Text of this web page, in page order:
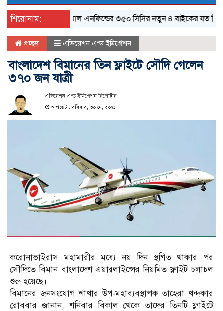
শিরোনাম:
র‌য়্যাল এনফিল্ডের ৩৫০ সিসির নতুন ৪ বাইকের যত ফিচার
প্রচ্ছদ এভিয়েশন এন্ড ইমিগ্রেশন
বাংলাদেশ বিমানের তিন ফ্লাইটে সৌদি গেলেন
৩৭০ জন যাত্রী
এভিয়েশন এন্ড ইমিগ্রেশন রিপোর্টার
আপডেট : রবিবার, ৩০ মে, ২০২১
করোনাভাইরাস মহামারীর মধ্যে নয় দিন স্থগিত থাকার পর
সৌদিতে বিমান বাংলাদেশ এয়ারলাইন্সের নিয়মিত ফ্লাইট চলাচল
শুরু হয়েছে।
বিমানের জনসংযোগ শাখার উপ-মহাব্যবস্থাপক তাহেরা খন্দকার
রোববার জানান, শনিবার বিকাল থেকে তাদের তিনটি ফ্লাইটে